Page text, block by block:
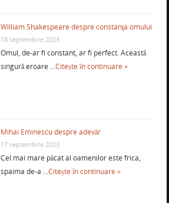
William Shakespeare despre constanţa omului
18 septembrie 2023
Omul, de-ar fi constant, ar fi perfect. Această
singură eroare …Citește în continuare »
Mihai Eminescu despre adevăr
17 septembrie 2023
Cel mai mare păcat al oamenilor este frica,
spaima de-a …Citește în continuare »